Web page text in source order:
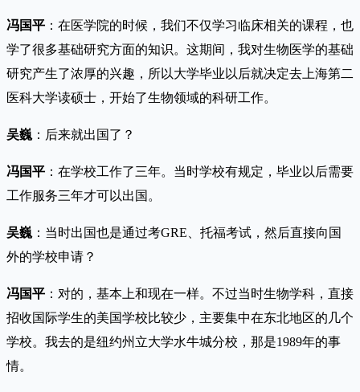
冯国平 ：在医学院的时候，我们不仅学习临床相关的课程，也
学了很多基础研究方面的知识。这期间，我对生物医学的基础
研究产生了浓厚的兴趣，所以大学毕业以后就决定去上海第二
医科大学读硕士，开始了生物领域的科研工作。
吴巍 ：后来就出国了？
冯国平 ：在学校工作了三年。当时学校有规定，毕业以后需要
工作服务三年才可以出国。
吴巍 ：当时出国也是通过考GRE、托福考试，然后直接向国
外的学校申请？
冯国平 ：对的，基本上和现在一样。不过当时生物学科，直接
招收国际学生的美国学校比较少，主要集中在东北地区的几个
学校。我去的是纽约州立大学水牛城分校，那是1989年的事
情。